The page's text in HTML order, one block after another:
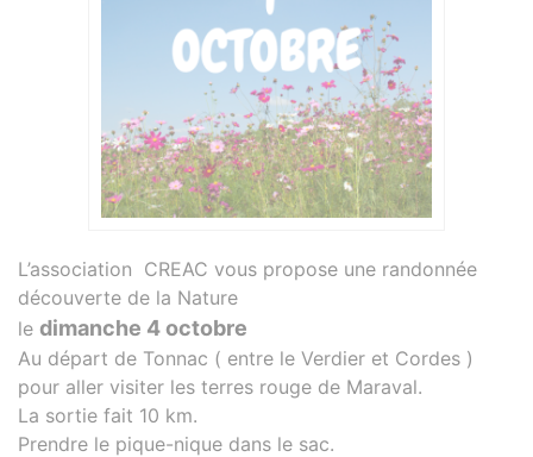
L’association CREAC vous propose une randonnée
découverte de la Nature
le dimanche 4 octobre
Au départ de Tonnac ( entre le Verdier et Cordes )
pour aller visiter les terres rouge de Maraval.
La sortie fait 10 km.
Prendre le pique-nique dans le sac.